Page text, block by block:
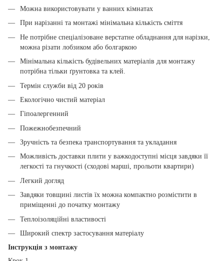
Можна використовувати у ванних кімнатах
При нарізанні та монтажі мінімальна кількість сміття
Не потрібне спеціалізоване верстатне обладнання для нарізки,
можна різати лобзиком або болгаркою
Мінімальна кількість будівельних матеріалів для монтажу
потрібна тільки ґрунтовка та клей.
Термін служби від 20 років
Екологічно чистий матеріал
Гіпоалергенний
Пожежнобезпечний
Зручність та безпека транспортування та укладання
Можливість доставки плити у важкодоступні місця завдяки її
легкості та гнучкості (сходові марші, прольоти квартири)
Легкий догляд
Завдяки товщині листів їх можна компактно розмістити в
приміщенні до початку монтажу
Теплоізоляційні властивості
Широкий спектр застосування матеріалу
Інструкція з монтажу